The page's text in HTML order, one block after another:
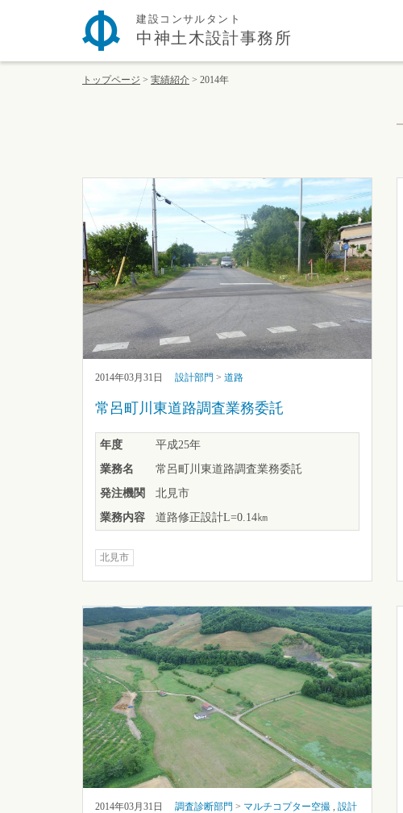
建設コンサルタント
中神土木設計事務所
トップページ > 実績紹介 > 2014年
2014年03月31日 設計部門 > 道路
常呂町川東道路調査業務委託
年度
平成25年
業務名
常呂町川東道路調査業務委託
発注機関
北見市
業務内容
道路修正設計L=0.14㎞
北見市
2014年03月31日 調査診断部門 > マルチコプター空撮
設計